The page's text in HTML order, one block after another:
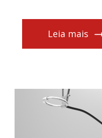
Leia mais